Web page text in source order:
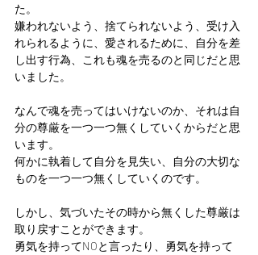
た。
嫌われないよう、捨てられないよう、受け入
れられるように、愛されるために、自分を差
し出す行為、これも魂を売るのと同じだと思
いました。
なんで魂を売ってはいけないのか、それは自
分の尊厳を一つ一つ無くしていくからだと思
います。
何かに執着して自分を見失い、自分の大切な
ものを一つ一つ無くしていくのです。
しかし、気づいたその時から無くした尊厳は
取り戻すことができます。
勇気を持ってNOと言ったり、勇気を持って